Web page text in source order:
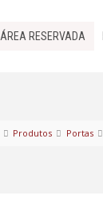
ÁREA RESERVADA
Produtos Portas